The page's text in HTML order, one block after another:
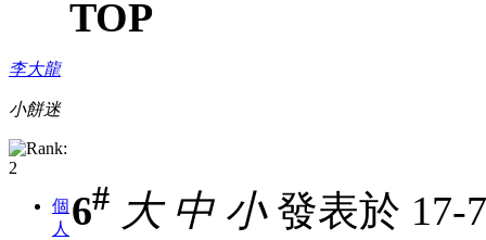
TOP
李大龍
小餅迷
個
人 6# 大 中 小發表於 17-